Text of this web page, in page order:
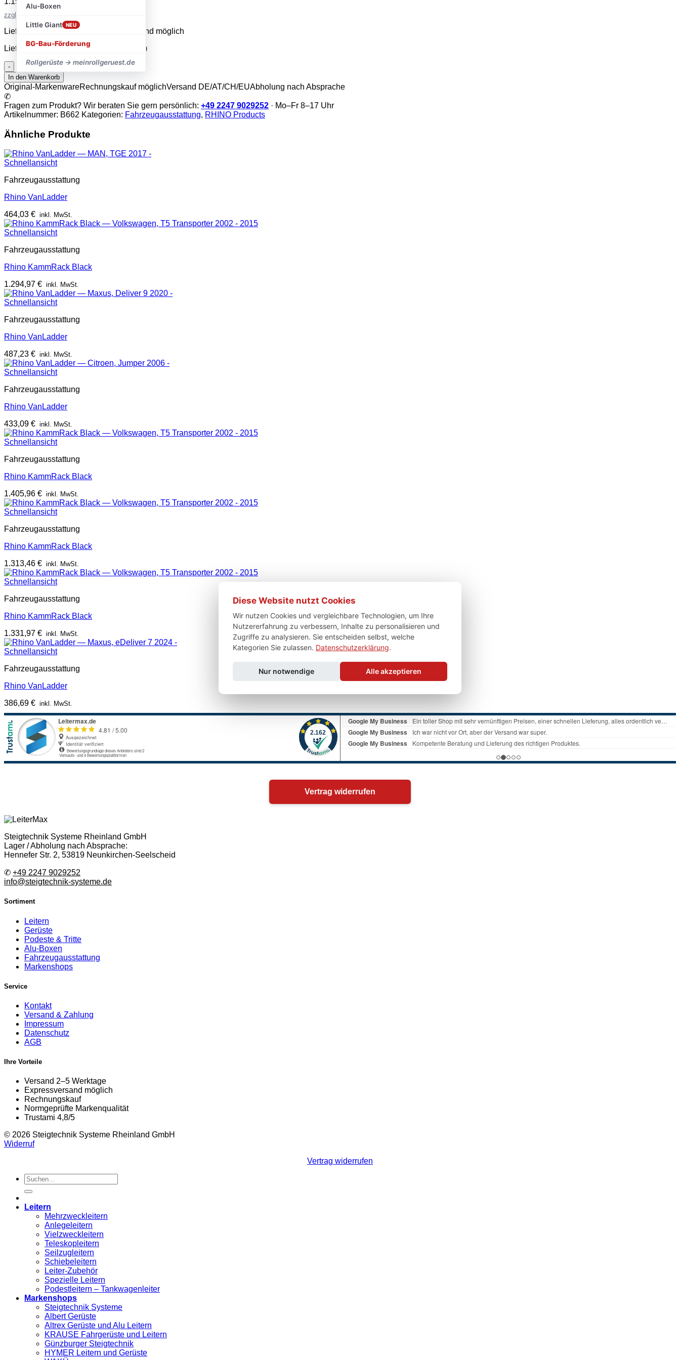
Alu-Boxen
Little Giant NEU
BG-Bau-Förderung
Rollgerüste → meinrollgeruest.de
zzgl. Versandkosten
Lieferzeit 2–5 Werktage · Expressversand möglich
Lieferzeit:sofort lieferbar (2-5 Werktage)
Rhino
KammRack
Black
Menge
In den Warenkorb
Original-MarkenwareRechnungskauf möglichVersand DE/AT/CH/EUAbholung nach Absprache
✆
Fragen zum Produkt? Wir beraten Sie gern persönlich: +49 2247 9029252 · Mo–Fr 8–17 Uhr
Artikelnummer: B662 Kategorien: Fahrzeugausstattung, RHINO Products
Ähnliche Produkte
Schnellansicht
Fahrzeugausstattung
Rhino VanLadder
464,03 € inkl. MwSt.
Schnellansicht
Fahrzeugausstattung
Rhino KammRack Black
1.294,97 € inkl. MwSt.
Schnellansicht
Fahrzeugausstattung
Rhino VanLadder
487,23 € inkl. MwSt.
Schnellansicht
Fahrzeugausstattung
Rhino VanLadder
433,09 € inkl. MwSt.
Schnellansicht
Fahrzeugausstattung
Rhino KammRack Black
1.405,96 € inkl. MwSt.
Schnellansicht
Fahrzeugausstattung
Rhino KammRack Black
1.313,46 € inkl. MwSt.
Schnellansicht
Fahrzeugausstattung
Rhino KammRack Black
1.331,97 € inkl. MwSt.
Schnellansicht
Fahrzeugausstattung
Rhino VanLadder
386,69 € inkl. MwSt.
Vertrag widerrufen
Steigtechnik Systeme Rheinland GmbH
Lager / Abholung nach Absprache:
Hennefer Str. 2, 53819 Neunkirchen-Seelscheid
✆ +49 2247 9029252
info@steigtechnik-systeme.de
Sortiment
Leitern
Gerüste
Podeste & Tritte
Alu-Boxen
Fahrzeugausstattung
Markenshops
Service
Kontakt
Versand & Zahlung
Impressum
Datenschutz
AGB
Ihre Vorteile
Versand 2–5 Werktage
Expressversand möglich
Rechnungskauf
Normgeprüfte Markenqualität
Trustami 4,8/5
© 2026 Steigtechnik Systeme Rheinland GmbH
Widerruf
Vertrag widerrufen
Suchen
nach:
Leitern
Mehrzweckleitern
Anlegeleitern
Vielzweckleitern
Teleskopleitern
Seilzugleitern
Schiebeleitern
Leiter-Zubehör
Spezielle Leitern
Podestleitern – Tankwagenleiter
Markenshops
Steigtechnik Systeme
Albert Gerüste
Altrex Gerüste und Alu Leitern
KRAUSE Fahrgerüste und Leitern
Günzburger Steigtechnik
HYMER Leitern und Gerüste
Diese Website nutzt Cookies
Wir nutzen Cookies und vergleichbare Technologien, um Ihre
Nutzererfahrung zu verbessern, Inhalte zu personalisieren und
Zugriffe zu analysieren. Sie entscheiden selbst, welche
Kategorien Sie zulassen. Datenschutzerklärung.
Nur notwendige Alle akzeptieren